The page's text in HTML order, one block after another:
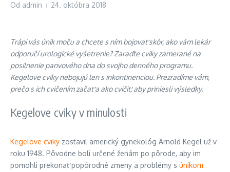
Od admin 24. októbra 2018
Trápi vás únik moču a chcete s ním bojovať skôr, ako vám lekár
odporučí urologické vyšetrenie? Zaraďte cviky zamerané na
posilnenie panvového dna do svojho denného programu.
Kegelove cviky nebojujú len s inkontinenciou. Prezradíme vám,
prečo s ich cvičením začať a ako cvičiť, aby priniesli výsledky.
Kegelove cviky v minulosti
Kegelove cviky zostavil americký gynekológ Arnold Kegel už v
roku 1948. Pôvodne boli určené ženám po pôrode, aby im
pomohli prekonať popôrodné zmeny a problémy s únikom